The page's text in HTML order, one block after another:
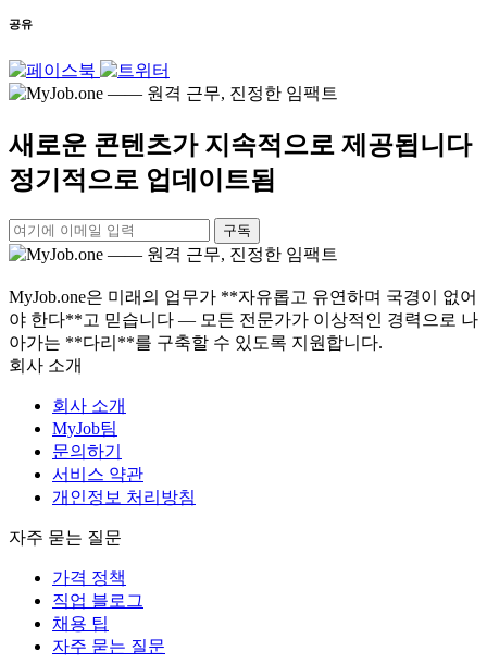
공유
새로운 콘텐츠가 지속적으로 제공됩니다
정기적으로 업데이트됨
구독
MyJob.one은 미래의 업무가 **자유롭고 유연하며 국경이 없어
야 한다**고 믿습니다 — 모든 전문가가 이상적인 경력으로 나
아가는 **다리**를 구축할 수 있도록 지원합니다.
회사 소개
회사 소개
MyJob팀
문의하기
서비스 약관
개인정보 처리방침
자주 묻는 질문
가격 정책
직업 블로그
채용 팁
자주 묻는 질문